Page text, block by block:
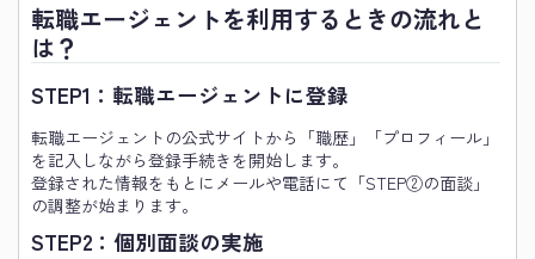
転職エージェントを利用するときの流れと
は？
STEP1：転職エージェントに登録
転職エージェントの公式サイトから「職歴」「プロフィール」
を記入しながら登録手続きを開始します。
登録された情報をもとにメールや電話にて「STEP②の面談」
の調整が始まります。
STEP2：個別面談の実施